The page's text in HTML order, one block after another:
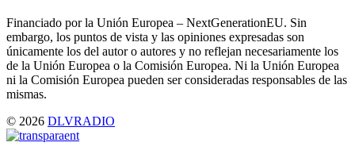
Financiado por la Unión Europea – NextGenerationEU. Sin
embargo, los puntos de vista y las opiniones expresadas son
únicamente los del autor o autores y no reflejan necesariamente los
de la Unión Europea o la Comisión Europea. Ni la Unión Europea
ni la Comisión Europea pueden ser consideradas responsables de las
mismas.
© 2026 DLVRADIO